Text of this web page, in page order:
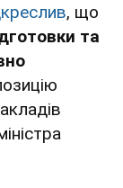
, що
та